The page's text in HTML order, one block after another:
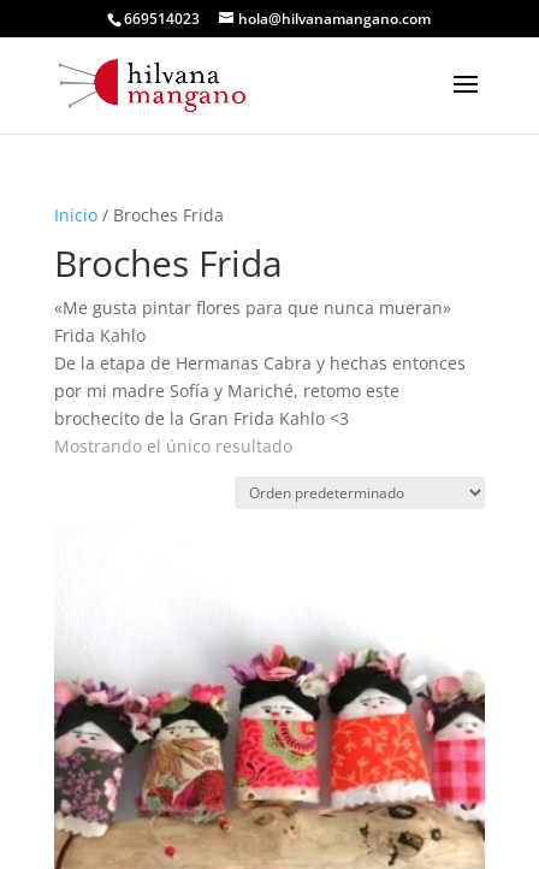
669514023 hola@hilvanamangano.com
Inicio/ Broches Frida
Broches Frida
«Me gusta pintar flores para que nunca mueran»
Frida Kahlo
De la etapa de Hermanas Cabra y hechas entonces
por mi madre Sofía y Mariché, retomo este
brochecito de la Gran Frida Kahlo <3
Mostrando el único resultado